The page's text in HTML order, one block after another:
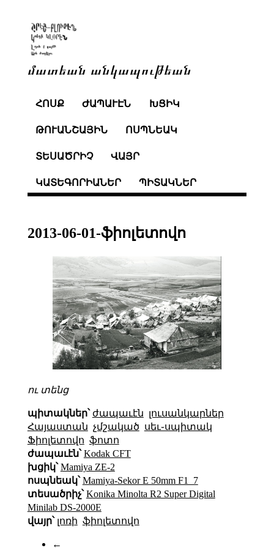
մատեան անկապութեան
ՀՈՍՔ ԺԱՊԱՒԷՆ ԽՑԻԿ
ԹՈՒԱՆՇԱՅԻՆ ՈՍՊՆԵԱԿ
ՏԵՍԱԾՐԻՉ ՎԱՅՐ
ԿԱՏԵԳՈՐԻԱՆԵՐ ՊԻՏԱԿՆԵՐ
2013-06-01-ֆիոլետովո
ու տենց
պիտակներ՝ ժապաւէն լուսանկարներ
Հայաստան չմշակած սեւ֊սպիտակ
Ֆիոլետովո ֆոտո
ժապաւէն՝ Kodak CFT
խցիկ՝ Mamiya ZE-2
ոսպնեակ՝ Mamiya-Sekor E 50mm F1_7
տեսածրիչ՝ Konika Minolta R2 Super Digital
Minilab DS-2000E
վայր՝ լոռի ֆիոլետովո
←